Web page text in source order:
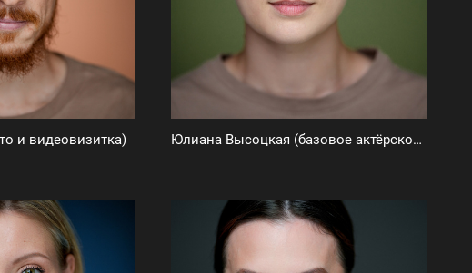
и видеовизитка) Юлиана Высоцкая (базовое актёрское портфолио)